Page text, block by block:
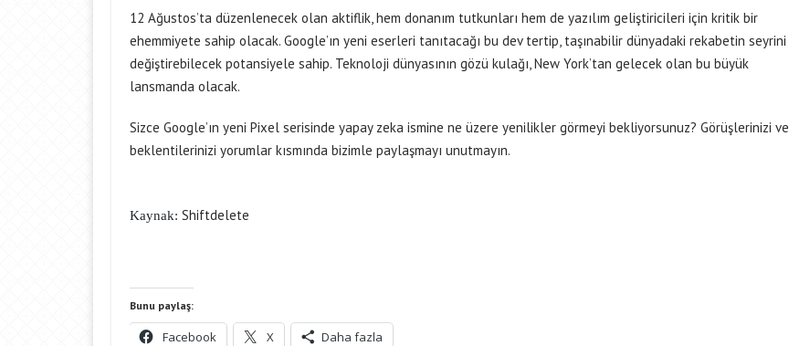
12 Ağustos’ta düzenlenecek olan aktiflik, hem donanım tutkunları hem de yazılım geliştiricileri için kritik bir
ehemmiyete sahip olacak. Google’ın yeni eserleri tanıtacağı bu dev tertip, taşınabilir dünyadaki rekabetin seyrini
değiştirebilecek potansiyele sahip. Teknoloji dünyasının gözü kulağı, New York’tan gelecek olan bu büyük
lansmanda olacak.
Sizce Google’ın yeni Pixel serisinde yapay zeka ismine ne üzere yenilikler görmeyi bekliyorsunuz? Görüşlerinizi ve
beklentilerinizi yorumlar kısmında bizimle paylaşmayı unutmayın.
Kaynak: Shiftdelete
Bunu paylaş:
Facebook X Daha fazla